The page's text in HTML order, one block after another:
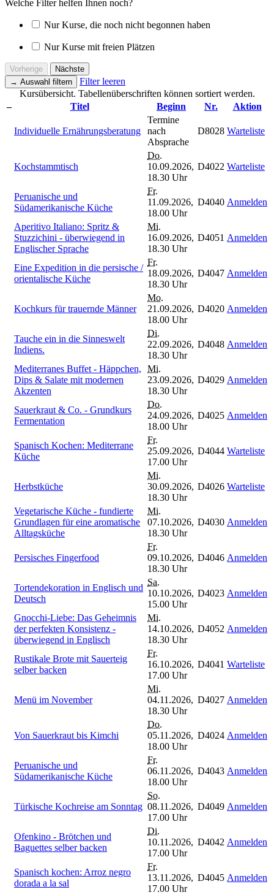
Welche Filter helfen Ihnen noch?
Nur Kurse, die noch nicht begonnen haben
Nur Kurse mit freien Plätzen
Vorherige
Nächste
→ Auswahl filtern
Filter leeren
Kursübersicht. Tabellenüberschriften können sortiert werden.
–
Titel Beginn Nr. Aktion
Individuelle Ernährungsberatung
Termine
nach
Absprache
D8028 Warteliste
Kochstammtisch
Do.
10.09.2026,
18.30 Uhr
D4022 Warteliste
Peruanische und
Südamerikanische Küche
Fr.
11.09.2026,
18.00 Uhr
D4040 Anmelden
Aperitivo Italiano: Spritz &
Stuzzichini - überwiegend in
Englischer Sprache
Mi.
16.09.2026,
18.30 Uhr
D4051 Anmelden
Eine Expedition in die persische /
orientalische Küche
Fr.
18.09.2026,
18.30 Uhr
D4047 Anmelden
Kochkurs für trauernde Männer
Mo.
21.09.2026,
18.00 Uhr
D4020 Anmelden
Tauche ein in die Sinneswelt
Indiens.
Di.
22.09.2026,
18.30 Uhr
D4048 Anmelden
Mediterranes Buffet - Häppchen,
Dips & Salate mit modernen
Akzenten
Mi.
23.09.2026,
18.30 Uhr
D4029 Anmelden
Sauerkraut & Co. - Grundkurs
Fermentation
Do.
24.09.2026,
18.00 Uhr
D4025 Anmelden
Spanisch Kochen: Mediterrane
Küche
Fr.
25.09.2026,
17.00 Uhr
D4044 Warteliste
Herbstküche
Mi.
30.09.2026,
18.30 Uhr
D4026 Warteliste
Vegetarische Küche - fundierte
Grundlagen für eine aromatische
Alltagsküche
Mi.
07.10.2026,
18.30 Uhr
D4030 Anmelden
Persisches Fingerfood
Fr.
09.10.2026,
18.30 Uhr
D4046 Anmelden
Tortendekoration in Englisch und
Deutsch
Sa.
10.10.2026,
15.00 Uhr
D4023 Anmelden
Gnocchi-Liebe: Das Geheimnis
der perfekten Konsistenz -
überwiegend in Englisch
Mi.
14.10.2026,
18.30 Uhr
D4052 Anmelden
Rustikale Brote mit Sauerteig
selber backen
Fr.
16.10.2026,
17.00 Uhr
D4041 Warteliste
Menü im November
Mi.
04.11.2026,
18.30 Uhr
D4027 Anmelden
Von Sauerkraut bis Kimchi
Do.
05.11.2026,
18.00 Uhr
D4024 Anmelden
Peruanische und
Südamerikanische Küche
Fr.
06.11.2026,
18.00 Uhr
D4043 Anmelden
Türkische Kochreise am Sonntag
So.
08.11.2026,
17.00 Uhr
D4049 Anmelden
Ofenkino - Brötchen und
Baguettes selber backen
Di.
10.11.2026,
17.00 Uhr
D4042 Anmelden
Spanisch kochen: Arroz negro
dorada a la sal
Fr.
13.11.2026,
17.00 Uhr
D4045 Anmelden